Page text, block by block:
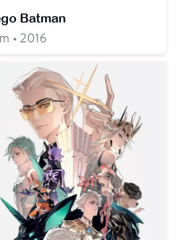
Batman
• 2016